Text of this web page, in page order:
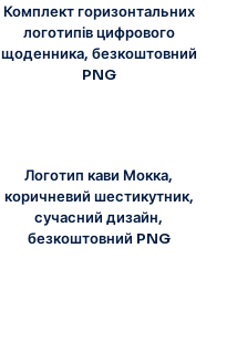
Комплект горизонтальних
логотипів цифрового
щоденника, безкоштовний
PNG
Логотип кави Мокка,
коричневий шестикутник,
сучасний дизайн,
безкоштовний PNG